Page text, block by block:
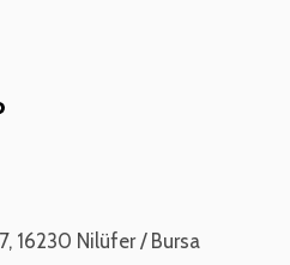
16230 Nilüfer / Bursa